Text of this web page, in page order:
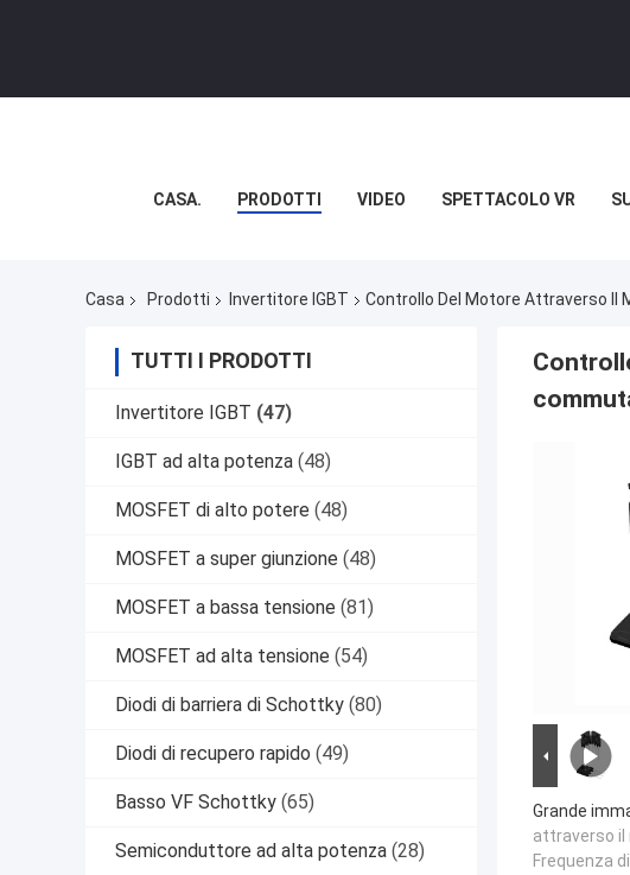
CASA. PRODOTTI VIDEO SPETTACOLO VR
Casa Prodotti Invertitore IGBT Controllo Del Motore Attraverso Il
TUTTI I PRODOTTI
Invertitore IGBT (47)
IGBT ad alta potenza (48)
MOSFET di alto potere (48)
MOSFET a super giunzione (48)
MOSFET a bassa tensione (81)
MOSFET ad alta tensione (54)
Diodi di barriera di Schottky (80)
Diodi di recupero rapido (49)
Basso VF Schottky (65)
Semiconduttore ad alta potenza (28)
Grande
attraverso il
Frequenza